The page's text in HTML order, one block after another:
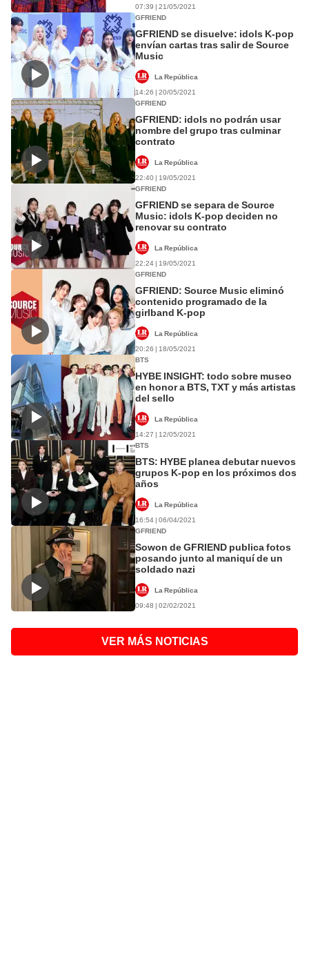
07:39 | 21/05/2021
GFRIEND
GFRIEND se disuelve: idols K-pop
envían cartas tras salir de Source
Music
La República
14:26 | 20/05/2021
GFRIEND
GFRIEND: idols no podrán usar
nombre del grupo tras culminar
contrato
La República
22:40 | 19/05/2021
GFRIEND
GFRIEND se separa de Source
Music: idols K-pop deciden no
renovar su contrato
La República
22:24 | 19/05/2021
GFRIEND
GFRIEND: Source Music eliminó
contenido programado de la
girlband K-pop
La República
20:26 | 18/05/2021
BTS
HYBE INSIGHT: todo sobre museo
en honor a BTS, TXT y más artistas
del sello
La República
14:27 | 12/05/2021
BTS
BTS: HYBE planea debutar nuevos
grupos K-pop en los próximos dos
años
La República
16:54 | 06/04/2021
GFRIEND
Sowon de GFRIEND publica fotos
posando junto al maniquí de un
soldado nazi
La República
09:48 | 02/02/2021
VER MÁS NOTICIAS